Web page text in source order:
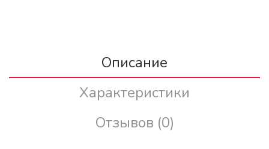
Описание
Характеристики
Отзывов (0)